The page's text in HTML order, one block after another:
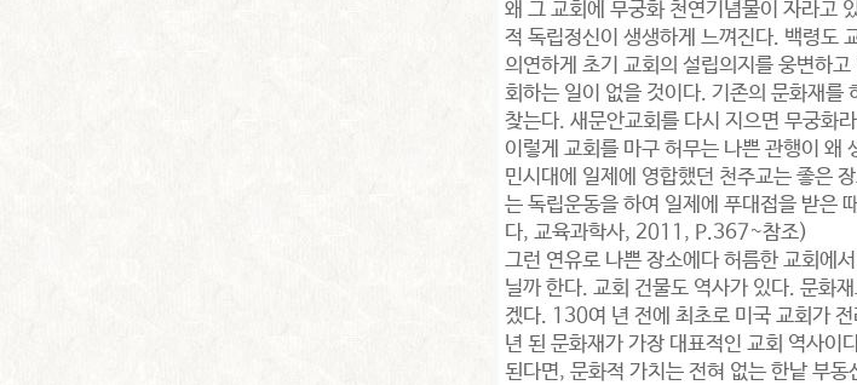
왜 그 교회에 무궁화 천연기념물이 자라고
적 독립정신이 생생하게 느껴진다. 백령도
의연하게 초기 교회의 설립의지를 웅변하
회하는 일이 없을 것이다. 기존의 문화재를
찾는다. 새문안교회를 다시 지으면 무궁화
이렇게 교회를 마구 허무는 나쁜 관행이 왜
민시대에 일제에 영합했던 천주교는 좋은
는 독립운동을 하여 일제에 푸대접을 받은
다, 교육과학사, 2011, P.367~참조)
그런 연유로 나쁜 장소에다 허름한 교회에
닐까 한다. 교회 건물도 역사가 있다. 문화
겠다. 130여 년 전에 최초로 미국 교회가
년 된 문화재가 가장 대표적인 교회 역사이
된다면, 문화적 가치는 전혀 없는 한낱 부동